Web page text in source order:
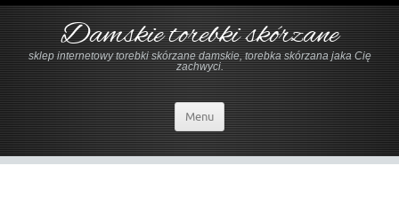
Damskie torebki skórzane
sklep internetowy torebki skórzane damskie, torebka skórzana jaka Cię
zachwyci.
Menu